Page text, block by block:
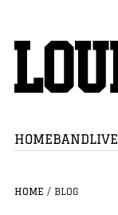
HOMEBANDLIVE
HOME / BLOG